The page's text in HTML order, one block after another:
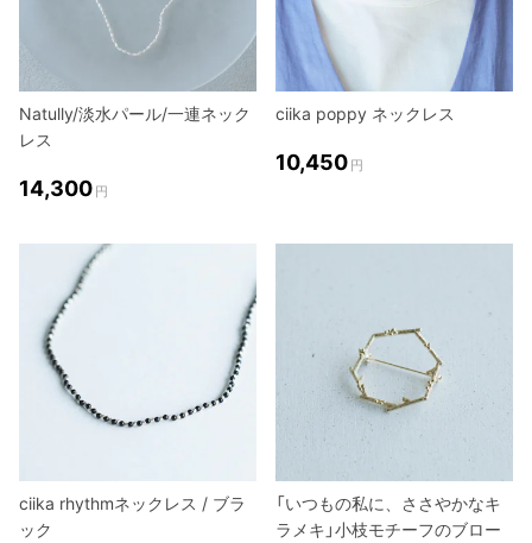
Natully/淡水パール/一連ネック
レス
14,300 円
ciika poppy ネックレス
10,450 円
ciika rhythmネックレス / ブラ
ック
「いつもの私に、ささやかなキ
ラメキ」小枝モチーフのブロー